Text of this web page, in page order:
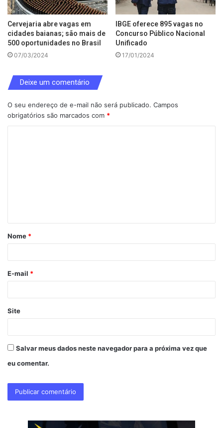
Cervejaria abre vagas em
cidades baianas; são mais de
500 oportunidades no Brasil
07/03/2024
IBGE oferece 895 vagas no
Concurso Público Nacional
Unificado
17/01/2024
Deixe um comentário
O seu endereço de e-mail não será publicado. Campos
obrigatórios são marcados com *
á
r
*
Nome *
E-mail *
Site
Salvar meus dados neste navegador para a próxima vez que
eu comentar.